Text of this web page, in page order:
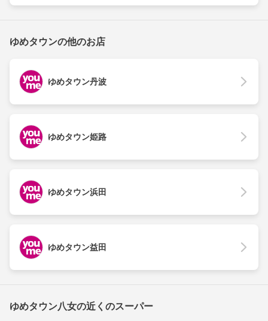
ゆめタウンの他のお店
ゆめタウン丹波
ゆめタウン姫路
ゆめタウン浜田
ゆめタウン益田
ゆめタウン八女の近くのスーパー